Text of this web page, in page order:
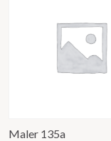
Maler 135a